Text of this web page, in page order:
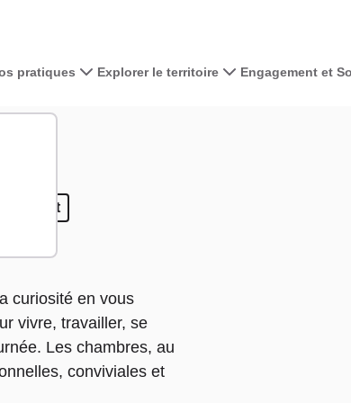
pratiques Explorer le territoire Engagement et
curiosité en vous
vivre, travailler, se
Les chambres, au
conviviales et